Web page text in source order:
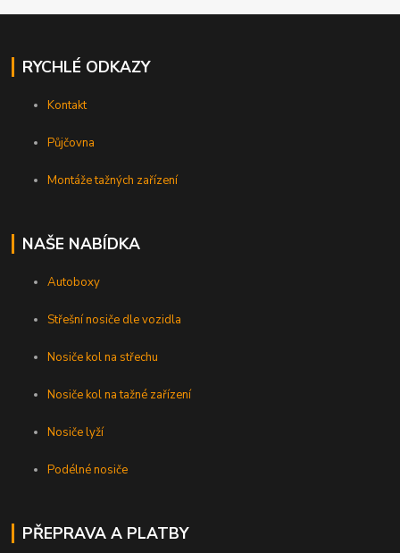
RYCHLÉ ODKAZY
Kontakt
Půjčovna
Montáže tažných zařízení
NAŠE NABÍDKA
Autoboxy
Střešní nosiče dle vozidla
Nosiče kol na střechu
Nosiče kol na tažné zařízení
Nosiče lyží
Podélné nosiče
PŘEPRAVA A PLATBY